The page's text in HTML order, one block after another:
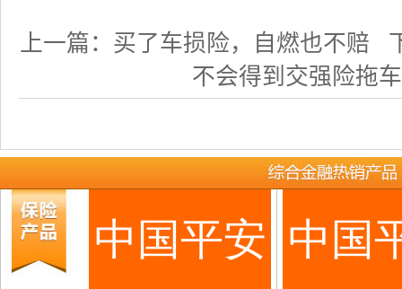
上一篇： 买了车损险，自燃也不赔
不会得到交强险拖